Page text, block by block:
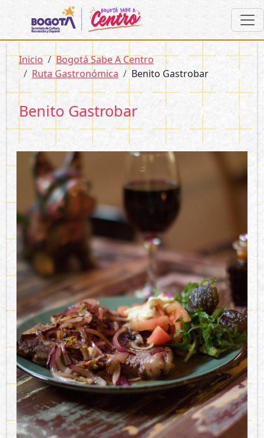
Pasar al contenido principal
Sobrescribir enlaces de ayuda a la
Inicio
Bogotá Sabe A Centro
Ruta Gastronómica
Benito Gastrobar
Benito Gastrobar